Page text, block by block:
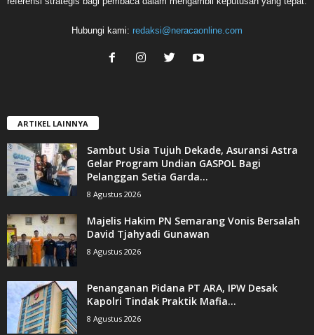
Hubungi kami: redaksi@neracaonline.com
ARTIKEL LAINNYA
Sambut Usia Tujuh Dekade, Asuransi Astra
Gelar Program Undian GASPOL Bagi
Pelanggan Setia Garda...
8 Agustus 2026
Majelis Hakim PN Semarang Vonis Bersalah
David Tjahyadi Gunawan
8 Agustus 2026
Penanganan Pidana PT ARA, IPW Desak
Kapolri Tindak Praktik Mafia...
8 Agustus 2026